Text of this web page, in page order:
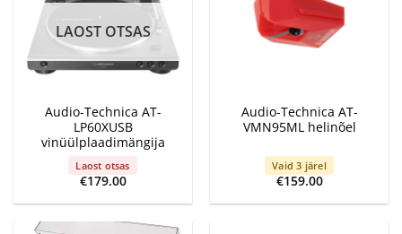
LAOST OTSAS
Audio-Technica AT-
LP60XUSB
vinüülplaadimängija
Laost otsas
€179.00
Audio-Technica AT-
VMN95ML helinõel
Vaid 3 järel
€159.00